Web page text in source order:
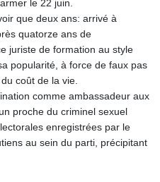
182.194907
149.462068
101.031383
4675.351658
493.31666
1638.053175
0.357244
KYD 0.961394
541.347885
26077.708924
le 22 juin.
que deux ans: arrivé à
quatorze ans de
juriste de formation au style
popularité, à force de faux pas
coût de la vie.
comme ambassadeur aux
proche du criminel sexuel
enregistrées par le
au sein du parti, précipitant